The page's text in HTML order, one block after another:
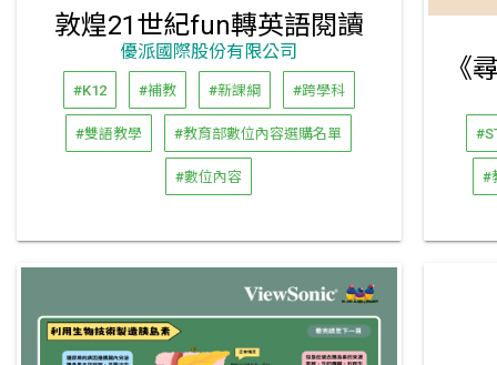
敦煌21世紀fun轉英語閱讀
優派國際股份有限公司
#K12 #補教 #新課綱 #跨學科
#雙語教學 #教育部數位內容選購名單
#數位內容 #